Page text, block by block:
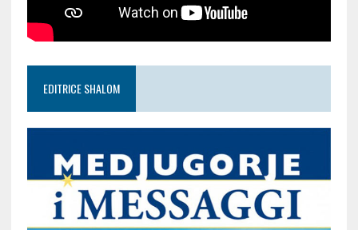
EDITRICE SHALOM